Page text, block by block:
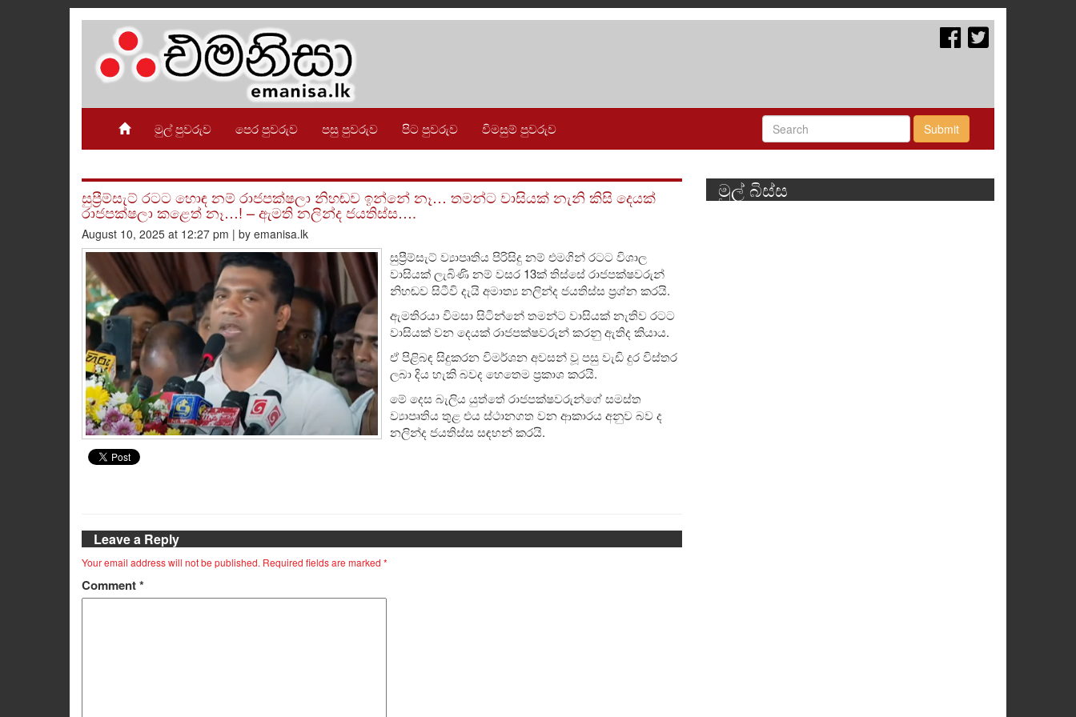
මුල් පුවරුව පෙර පුවරුව පසු පුවරුව පිට පුවරුව විමසුම් පුවරුව Submit
සුප්‍රීම්සැට් රටට හොඳ නම් රාජපක්ෂලා නිහඬව ඉන්නේ නෑ… තමන්ට වාසියක් නැනි කිසි දෙයක්
රාජපක්ෂලා කළෙත් නෑ…! – ඇමති නලින්ද ජයතිස්ස….
August 10, 2025 at 12:27 pm | by emanisa.lk
සුප්‍රීම්සැට් ව්‍යාපෘතිය පිරිසිදු නම් එමගින් රටට විශාල
වාසියක් ලැබිණි නම් වසර 13ක් තිස්සේ රාජපක්ෂවරුන්
නිහඬව සිටීවි දැයි අමාත්‍ය නලින්ද ජයතිස්ස ප්‍රශ්න කරයි.
ඇමතිරයා විමසා සිටින්නේ තමන්ට වාසියක් නැතිව රටට
වාසියක් වන දෙයක් රාජපක්ෂවරුන් කරනු ඇතිද කියාය.
ඒ පිළිබඳ සිදුකරන විමර්ශන අවසන් වූ පසු වැඩි දුර විස්තර
ලබා දිය හැකි බවද හෙතෙම ප්‍රකාශ කරයි.
මේ දෙස බැලිය යුත්තේ රාජපක්ෂවරුන්ගේ සමස්ත
ව්‍යාපෘතිය තුළ එය ස්ථානගත වන ආකාරය අනුව බව ද
නලින්ද ජයතිස්ස සඳහන් කරයි.
Leave a Reply
Your email address will not be published. Required fields are marked *
Comment*
මුල් බිස්ස